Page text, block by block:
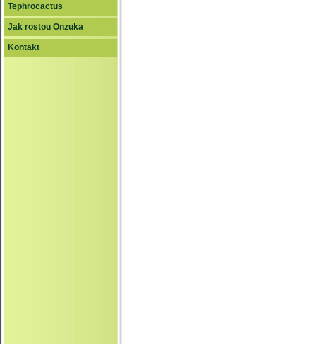
Tephrocactus
Jak rostou Onzuka
Kontakt